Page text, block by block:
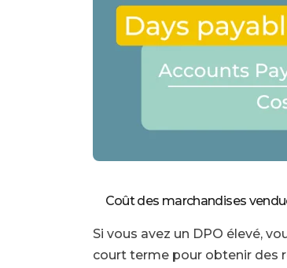
Coût des marchandises
Si vous avez un DPO élevé,
court terme pour obtenir des